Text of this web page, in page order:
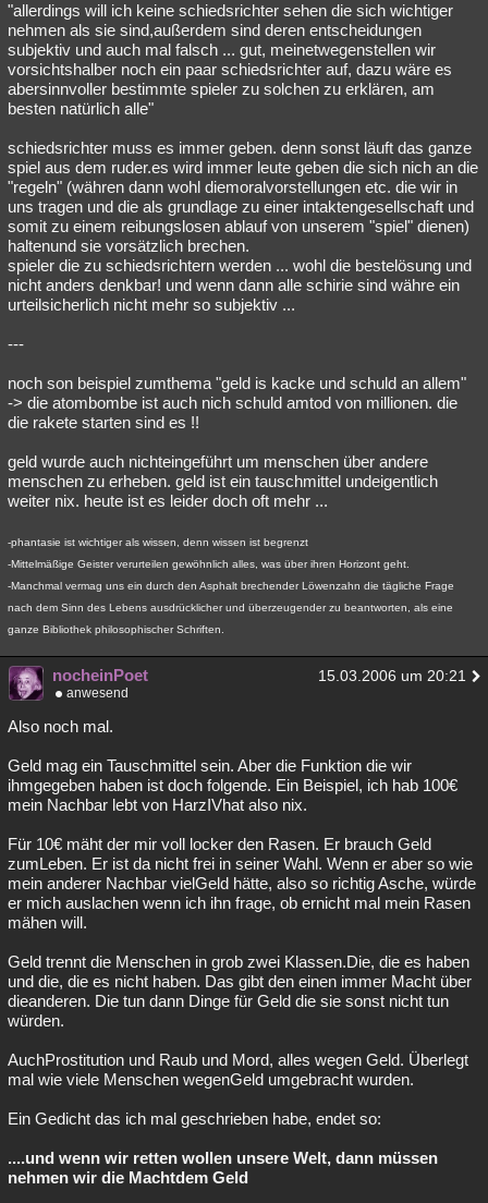
"allerdings will ich keine schiedsrichter sehen die sich wichtiger
nehmen als sie sind,außerdem sind deren entscheidungen
subjektiv und auch mal falsch ... gut, meinetwegenstellen wir
vorsichtshalber noch ein paar schiedsrichter auf, dazu wäre es
abersinnvoller bestimmte spieler zu solchen zu erklären, am
besten natürlich alle"
schiedsrichter muss es immer geben. denn sonst läuft das ganze
spiel aus dem ruder.es wird immer leute geben die sich nich an die
"regeln" (währen dann wohl diemoralvorstellungen etc. die wir in
uns tragen und die als grundlage zu einer intaktengesellschaft und
somit zu einem reibungslosen ablauf von unserem "spiel" dienen)
haltenund sie vorsätzlich brechen.
spieler die zu schiedsrichtern werden ... wohl die bestelösung und
nicht anders denkbar! und wenn dann alle schirie sind währe ein
urteilsicherlich nicht mehr so subjektiv ...
---
noch son beispiel zumthema "geld is kacke und schuld an allem"
-> die atombombe ist auch nich schuld amtod von millionen. die
die rakete starten sind es !!
geld wurde auch nichteingeführt um menschen über andere
menschen zu erheben. geld ist ein tauschmittel undeigentlich
weiter nix. heute ist es leider doch oft mehr ...
-phantasie ist wichtiger als wissen, denn wissen ist begrenzt
-Mittelmäßige Geister verurteilen gewöhnlich alles, was über ihren Horizont geht.
-Manchmal vermag uns ein durch den Asphalt brechender Löwenzahn die tägliche Frage
nach dem Sinn des Lebens ausdrücklicher und überzeugender zu beantworten, als eine
ganze Bibliothek philosophischer Schriften.
nocheinPoet 15.03.2006 um 20:21
anwesend
Also noch mal.
Geld mag ein Tauschmittel sein. Aber die Funktion die wir
ihmgegeben haben ist doch folgende. Ein Beispiel, ich hab 100€
mein Nachbar lebt von HarzIVhat also nix.
Für 10€ mäht der mir voll locker den Rasen. Er brauch Geld
zumLeben. Er ist da nicht frei in seiner Wahl. Wenn er aber so wie
mein anderer Nachbar vielGeld hätte, also so richtig Asche, würde
er mich auslachen wenn ich ihn frage, ob ernicht mal mein Rasen
mähen will.
Geld trennt die Menschen in grob zwei Klassen.Die, die es haben
und die, die es nicht haben. Das gibt den einen immer Macht über
dieanderen. Die tun dann Dinge für Geld die sie sonst nicht tun
würden.
AuchProstitution und Raub und Mord, alles wegen Geld. Überlegt
mal wie viele Menschen wegenGeld umgebracht wurden.
Ein Gedicht das ich mal geschrieben habe, endet so:
....und wenn wir retten wollen unsere Welt, dann müssen
nehmen wir die Machtdem Geld